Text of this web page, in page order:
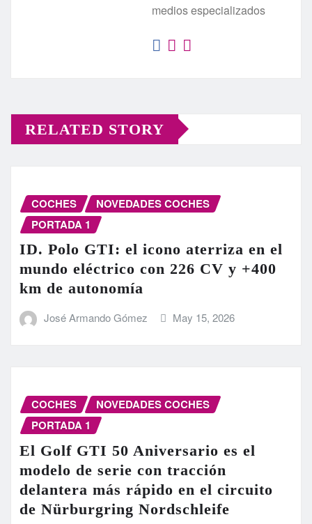
medios especializados
RELATED STORY
COCHES
NOVEDADES COCHES
PORTADA 1
ID. Polo GTI: el icono aterriza en el
mundo eléctrico con 226 CV y +400
km de autonomía
José Armando Gómez May 15, 2026
COCHES
NOVEDADES COCHES
PORTADA 1
El Golf GTI 50 Aniversario es el
modelo de serie con tracción
delantera más rápido en el circuito
de Nürburgring Nordschleife